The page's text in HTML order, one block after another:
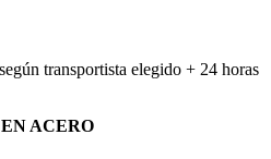
transportista elegido + 24 horas
ACERO